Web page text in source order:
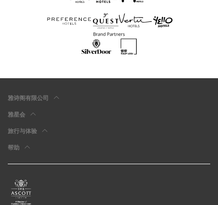
雅诗阁有限公司
雅星会
旅行与体验
帮助